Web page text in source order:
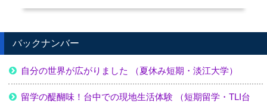
バックナンバー
自分の世界が広がりました （夏休み短期・淡江大学）
留学の醍醐味！台中での現地生活体験 （短期留学・TLI台